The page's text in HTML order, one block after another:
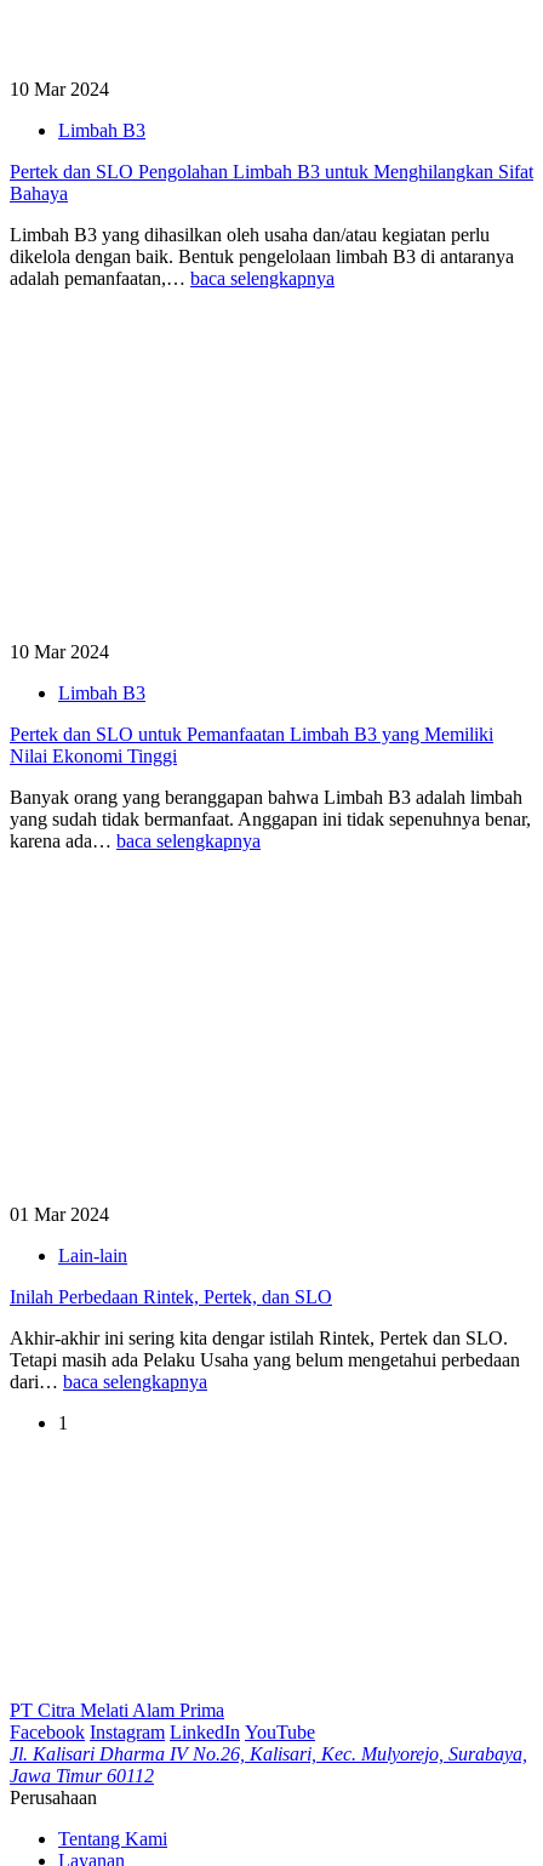
10 Mar 2024
Limbah B3
Pertek dan SLO Pengolahan Limbah B3 untuk Menghilangkan Sifat
Bahaya
Limbah B3 yang dihasilkan oleh usaha dan/atau kegiatan perlu
dikelola dengan baik. Bentuk pengelolaan limbah B3 di antaranya
adalah pemanfaatan,… baca selengkapnya
10 Mar 2024
Limbah B3
Pertek dan SLO untuk Pemanfaatan Limbah B3 yang Memiliki
Nilai Ekonomi Tinggi
Banyak orang yang beranggapan bahwa Limbah B3 adalah limbah
yang sudah tidak bermanfaat. Anggapan ini tidak sepenuhnya benar,
karena ada… baca selengkapnya
01 Mar 2024
Lain-lain
Inilah Perbedaan Rintek, Pertek, dan SLO
Akhir-akhir ini sering kita dengar istilah Rintek, Pertek dan SLO.
Tetapi masih ada Pelaku Usaha yang belum mengetahui perbedaan
dari… baca selengkapnya
1
PT Citra Melati Alam Prima
Facebook Instagram LinkedIn YouTube
Jl. Kalisari Dharma IV No.26, Kalisari, Kec. Mulyorejo, Surabaya,
Jawa Timur 60112
Perusahaan
Tentang Kami
Layanan